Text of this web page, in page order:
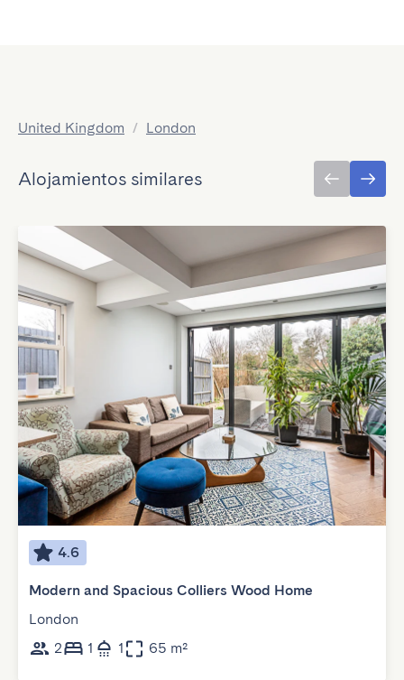
United Kingdom / London
Alojamientos similares
4.6
Modern and Spacious Colliers Wood Home
London
2
1 1 65 m²